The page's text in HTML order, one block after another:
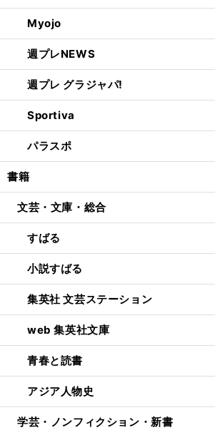
Myojo
週プレNEWS
週プレ グラジャパ!
Sportiva
パラスポ
書籍
文芸・文庫・総合
すばる
小説すばる
集英社 文芸ステーション
web 集英社文庫
青春と読書
アジア人物史
学芸・ノンフィクション・新書